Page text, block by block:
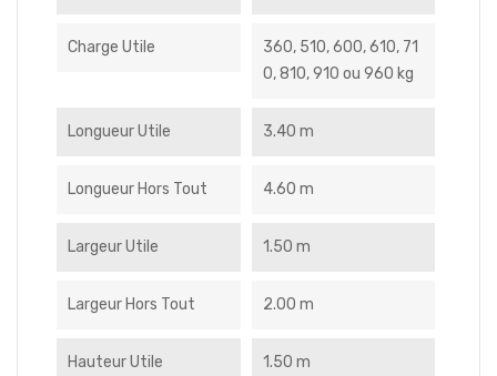
Charge Utile
360, 510, 600, 610, 71
0, 810, 910 ou 960 kg
Longueur Utile 3.40 m
Longueur Hors Tout 4.60 m
Largeur Utile 1.50 m
Largeur Hors Tout 2.00 m
Hauteur Utile 1.50 m